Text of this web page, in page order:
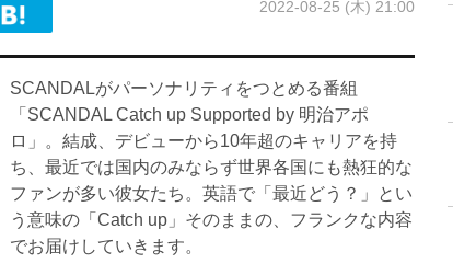
2022-08-25 (木) 21:00
SCANDALがパーソナリティをつとめる番組
「SCANDAL Catch up Supported by 明治アポ
ロ」。結成、デビューから10年超のキャリアを持
ち、最近では国内のみならず世界各国にも熱狂的な
ファンが多い彼女たち。英語で「最近どう？」とい
う意味の「Catch up」そのままの、フランクな内容
でお届けしていきます。